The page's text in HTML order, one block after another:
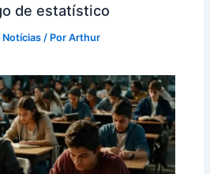
de estatístico
Notícias / PorArthur